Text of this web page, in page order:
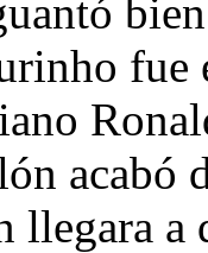
fue
acabó
llegara